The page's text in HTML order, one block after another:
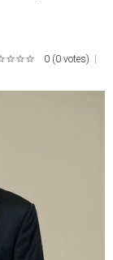
0 (0 votes)